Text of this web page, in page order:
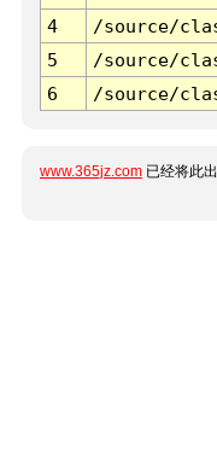
4
/source/
5
/source/
6
/source/
www.365jz.com 已经将此